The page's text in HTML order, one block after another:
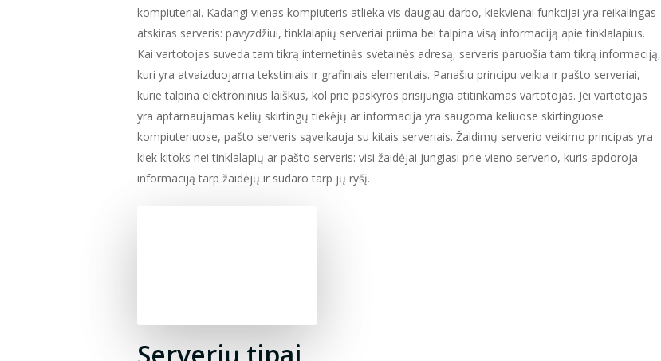
kompiuteriai. Kadangi vienas kompiuteris atlieka vis daugiau darbo, kiekvienai funkcijai yra reikalingas
atskiras serveris: pavyzdžiui, tinklalapių serveriai priima bei talpina visą informaciją apie tinklalapius.
Kai vartotojas suveda tam tikrą internetinės svetainės adresą, serveris paruošia tam tikrą informaciją,
kuri yra atvaizduojama tekstiniais ir grafiniais elementais. Panašiu principu veikia ir pašto serveriai,
kurie talpina elektroninius laiškus, kol prie paskyros prisijungia atitinkamas vartotojas. Jei vartotojas
yra aptarnaujamas kelių skirtingų tiekėjų ar informacija yra saugoma keliuose skirtinguose
kompiuteriuose, pašto serveris sąveikauja su kitais serveriais. Žaidimų serverio veikimo principas yra
kiek kitoks nei tinklalapių ar pašto serveris: visi žaidėjai jungiasi prie vieno serverio, kuris apdoroja
informaciją tarp žaidėjų ir sudaro tarp jų ryšį.
Serverių tipai